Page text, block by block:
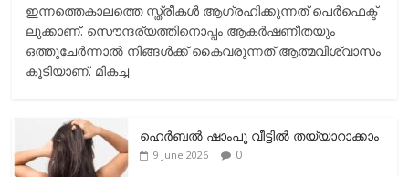
ഇന്നത്തെകാലത്തെ സ്ത്രീകള്‍ ആഗ്രഹിക്കുന്നത് പെര്‍ഫെക്ട്
ലുക്കാണ്. സൌന്ദര്യത്തിനൊപ്പം ആകര്‍ഷണീതയും
ഒത്തുചേര്‍ന്നാല്‍ നിങ്ങള്‍ക്ക് കൈവരുന്നത് ആത്മവിശ്വാസം
കൂടിയാണ്. മികച്ച
ഹെര്‍ബല്‍ ഷാംപൂ വീട്ടില്‍ തയ്യാറാക്കാം
9 June 2026 0